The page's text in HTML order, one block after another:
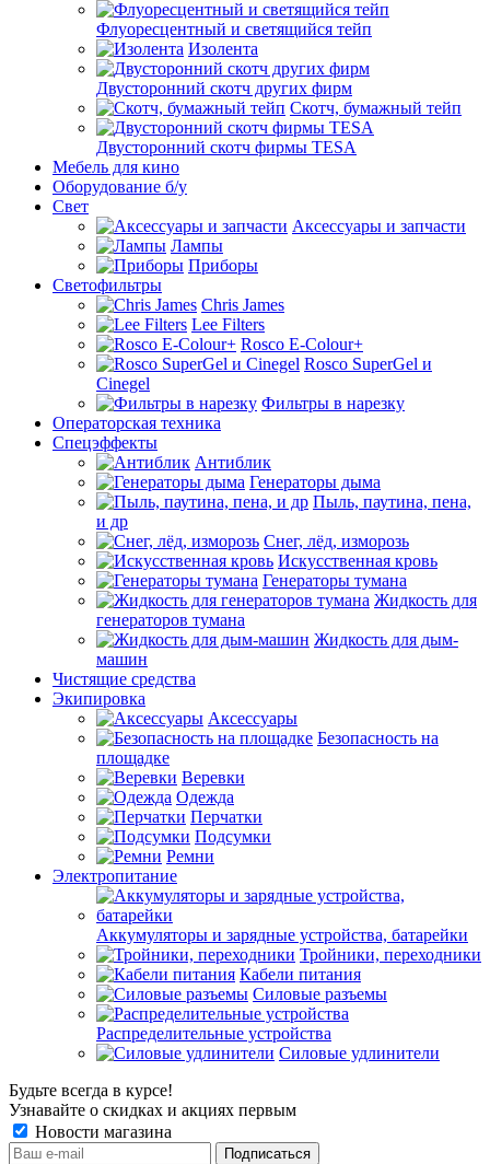
Флуоресцентный и светящийся тейп
Изолента
Двусторонний скотч других фирм
Скотч, бумажный тейп
Двусторонний скотч фирмы TESA
Мебель для кино
Оборудование б/у
Свет
Аксессуары и запчасти
Лампы
Приборы
Светофильтры
Chris James
Lee Filters
Rosco E-Colour+
Rosco SuperGel и
Cinegel
Фильтры в нарезку
Операторская техника
Спецэффекты
Антиблик
Генераторы дыма
Пыль, паутина, пена,
и др
Снег, лёд, изморозь
Искусственная кровь
Генераторы тумана
Жидкость для
генераторов тумана
Жидкость для дым-
машин
Чистящие средства
Экипировка
Аксессуары
Безопасность на
площадке
Веревки
Одежда
Перчатки
Подсумки
Ремни
Электропитание
Аккумуляторы и зарядные устройства, батарейки
Тройники, переходники
Кабели питания
Силовые разъемы
Распределительные устройства
Силовые удлинители
Будьте всегда в курсе!
Узнавайте о скидках и акциях первым
Новости магазина